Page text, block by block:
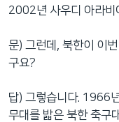
2002년 사우디 아라비
문) 그런데, 북한이 이
구요?
답) 그렇습니다. 1966
무대를 밟은 북한 축구